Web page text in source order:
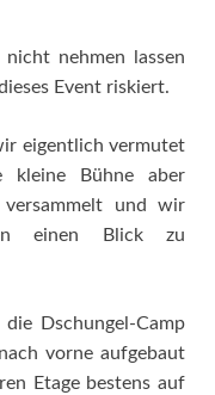
nehmen lassen
Event riskiert.
eigentlich vermutet
Bühne aber
versammelt und wir
einen Blick zu
Dschungel-Camp
vorne aufgebaut
Etage bestens auf